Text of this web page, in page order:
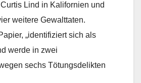
Lind in Kalifornien und
weitere Gewalttaten.
„identifiziert sich als
werde in zwei
sechs Tötungsdelikten